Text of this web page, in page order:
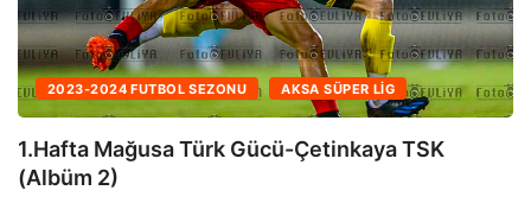
2023-2024 FUTBOL SEZONU AKSA SÜPER LIG
1.Hafta Mağusa Türk Gücü-Çetinkaya TSK
(Albüm 1)